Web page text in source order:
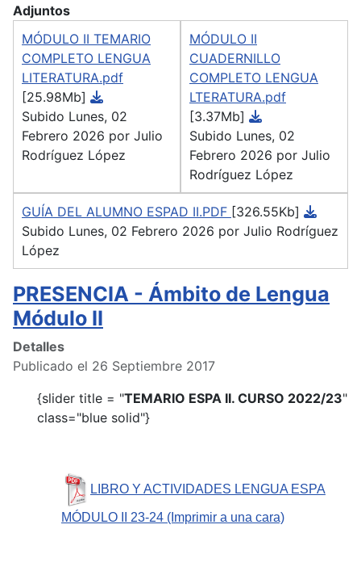
Adjuntos
MÓDULO II TEMARIO
COMPLETO LENGUA
LITERATURA.pdf
[25.98Mb]
Subido Lunes, 02
Febrero 2026 por Julio
Rodríguez López
MÓDULO II
CUADERNILLO
COMPLETO LENGUA
LTERATURA.pdf
[3.37Mb]
Subido Lunes, 02
Febrero 2026 por Julio
Rodríguez López
GUÍA DEL ALUMNO ESPAD II.PDF [326.55Kb]
Subido Lunes, 02 Febrero 2026 por Julio Rodríguez
López
PRESENCIA - Ámbito de Lengua
Módulo II
Detalles
Publicado el 26 Septiembre 2017
{slider title = "TEMARIO ESPA II. CURSO 2022/23"
class="blue solid"}
LIBRO Y ACTIVIDADES LENGUA ESPA
MÓDULO II 23-24 (Imprimir a una cara)